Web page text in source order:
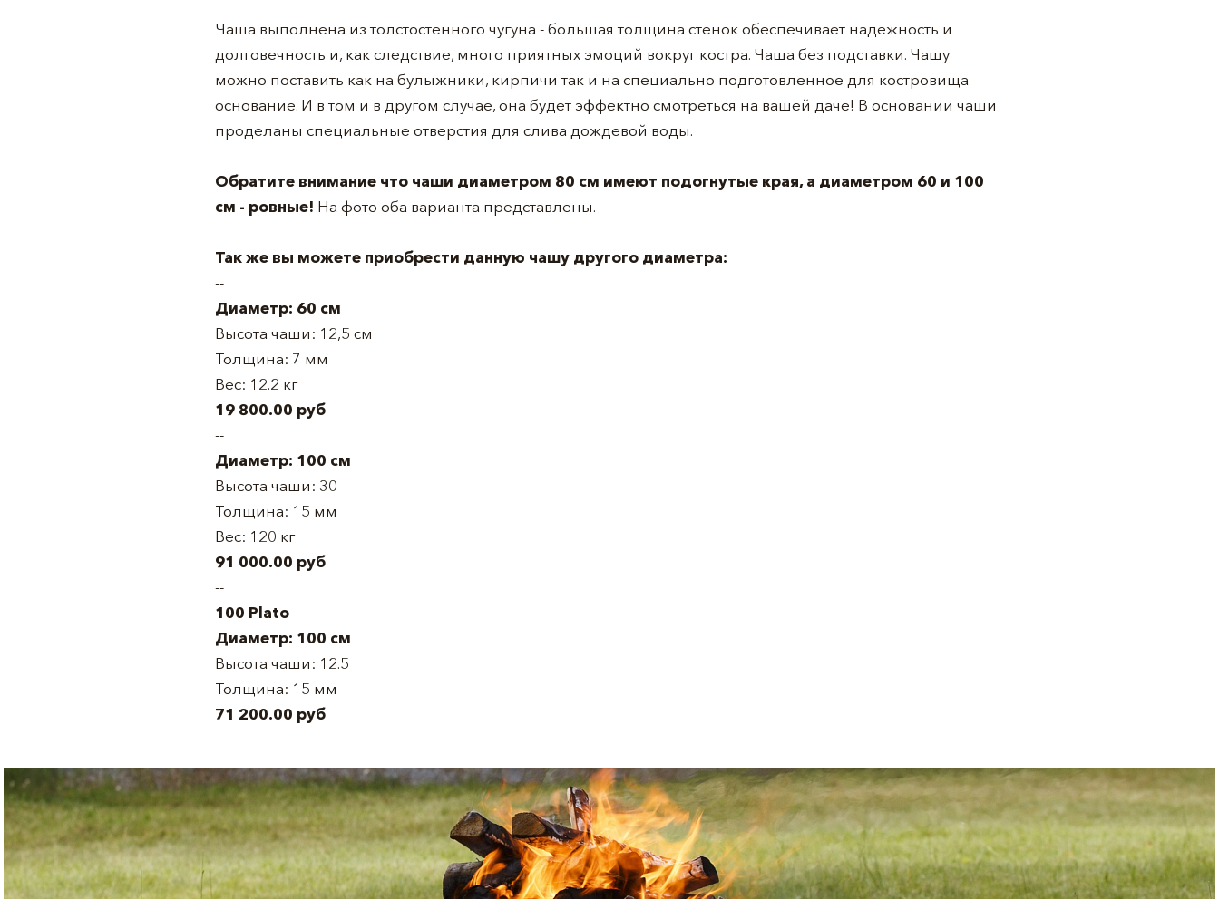
Чаша выполнена из толстостенного чугуна - большая толщина стенок обеспечивает надежность и
долговечность и, как следствие, много приятных эмоций вокруг костра. Чаша без подставки. Чашу
можно поставить как на булыжники, кирпичи так и на специально подготовленное для костровища
основание. И в том и в другом случае, она будет эффектно смотреться на вашей даче! В основании чаши
проделаны специальные отверстия для слива дождевой воды.
Обратите внимание что чаши диаметром 80 см имеют подогнутые края, а диаметром 60 и 100
см - ровные! На фото оба варианта представлены.
Так же вы можете приобрести данную чашу другого диаметра:
--
Диаметр: 60 см
Высота чаши: 12,5 см
Толщина: 7 мм
Вес: 12.2 кг
19 800.00 руб
--
Диаметр: 100 см
Высота чаши: 30
Толщина: 15 мм
Вес: 120 кг
91 000.00 руб
--
100 Plato
Диаметр: 100 см
Высота чаши: 12.5
Толщина: 15 мм
71 200.00 руб